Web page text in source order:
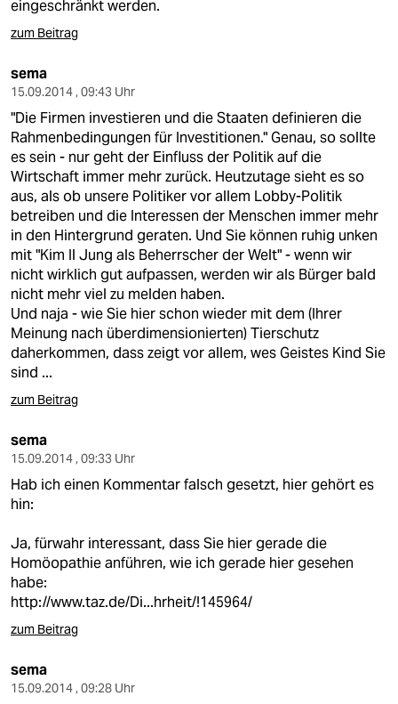
eingeschränkt werden.
zum Beitrag
sema
15.09.2014 , 09:43 Uhr
"Die Firmen investieren und die Staaten definieren die
Rahmenbedingungen für Investitionen." Genau, so sollte
es sein - nur geht der Einfluss der Politik auf die
Wirtschaft immer mehr zurück. Heutzutage sieht es so
aus, als ob unsere Politiker vor allem Lobby-Politik
betreiben und die Interessen der Menschen immer mehr
in den Hintergrund geraten. Und Sie können ruhig unken
mit "Kim Il Jung als Beherrscher der Welt" - wenn wir
nicht wirklich gut aufpassen, werden wir als Bürger bald
nicht mehr viel zu melden haben.
Und naja - wie Sie hier schon wieder mit dem (Ihrer
Meinung nach überdimensionierten) Tierschutz
daherkommen, dass zeigt vor allem, wes Geistes Kind Sie
sind ...
zum Beitrag
sema
15.09.2014 , 09:33 Uhr
Hab ich einen Kommentar falsch gesetzt, hier gehört es
hin:
Ja, fürwahr interessant, dass Sie hier gerade die
Homöopathie anführen, wie ich gerade hier gesehen
habe:
http://www.taz.de/Di...hrheit/!145964/
zum Beitrag
sema
15.09.2014 , 09:28 Uhr